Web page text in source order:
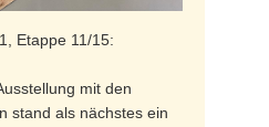
Etappe 11/15:
mit den
stand als nächstes ein